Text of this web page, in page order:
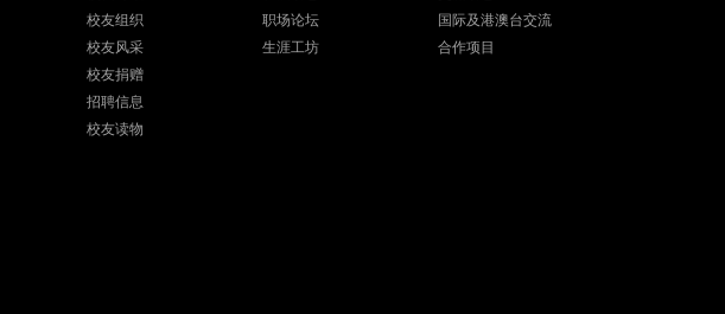
校友组织
校友风采
校友捐赠
招聘信息
校友读物
职场论坛
生涯工坊
国际及港澳台交流
合作项目